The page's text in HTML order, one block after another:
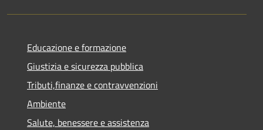
Educazione e formazione
Giustizia e sicurezza pubblica
Tributi,finanze e contravvenzioni
Ambiente
Salute, benessere e assistenza